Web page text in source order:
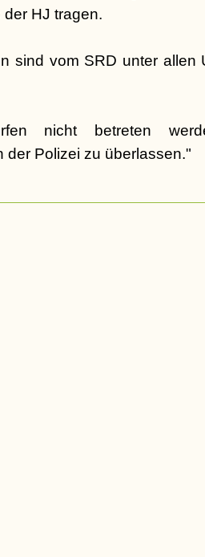
der HJ tragen.
sind vom SRD unter allen
nicht betreten
der Polizei zu überlassen."